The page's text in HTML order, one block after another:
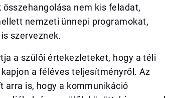
nem kis feladat,
nemzeti ünnepi programokat,
szerveznek.
a szülői értekezleteket, hogy a téli
a féléves teljesítményről. Az
is, hogy a kommunikáció